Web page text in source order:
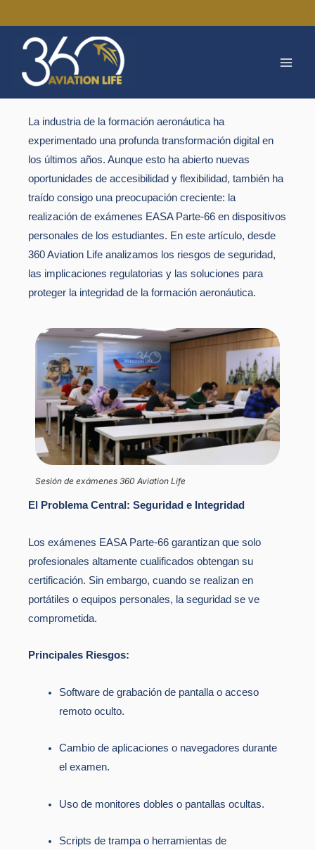
al
contenido
La industria de la formación aeronáutica ha
experimentado una profunda transformación digital en
los últimos años. Aunque esto ha abierto nuevas
oportunidades de accesibilidad y flexibilidad, también ha
traído consigo una preocupación creciente: la
realización de exámenes EASA Parte-66 en dispositivos
personales de los estudiantes. En este artículo, desde
360 Aviation Life analizamos los riesgos de seguridad,
las implicaciones regulatorias y las soluciones para
proteger la integridad de la formación aeronáutica.
Sesión de exámenes 360 Aviation Life
El Problema Central: Seguridad e Integridad
Los exámenes EASA Parte-66 garantizan que solo
profesionales altamente cualificados obtengan su
certificación. Sin embargo, cuando se realizan en
portátiles o equipos personales, la seguridad se ve
comprometida.
Principales Riesgos:
Software de grabación de pantalla o acceso
remoto oculto.
Cambio de aplicaciones o navegadores durante
el examen.
Uso de monitores dobles o pantallas ocultas.
Scripts de trampa o herramientas de